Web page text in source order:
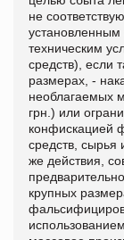
не
техническим
средств), если
размерах, -
необлагаемых
грн.) или
конфискацией
средств, сырья
же действия,
крупных